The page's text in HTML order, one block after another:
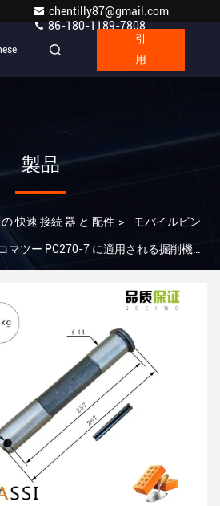
chentilly87@gmail.com
86-180-1189-7808
引
用
製品
快速 接続 器 と 配件 > モバイルピン
マツー PC270-7 に適用される掘削機用